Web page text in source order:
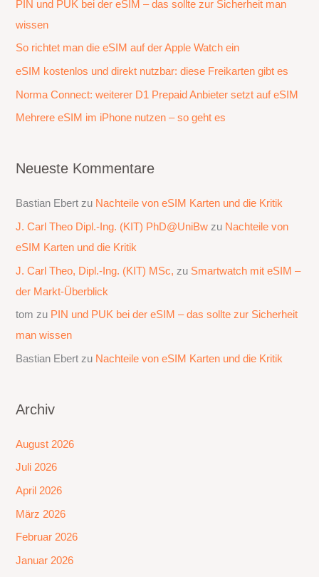
n
n
a
c
PIN und PUK bei der eSIM – das sollte zur Sicherheit man
wissen
So richtet man die eSIM auf der Apple Watch ein
eSIM kostenlos und direkt nutzbar: diese Freikarten gibt es
Norma Connect: weiterer D1 Prepaid Anbieter setzt auf eSIM
Mehrere eSIM im iPhone nutzen – so geht es
Neueste Kommentare
Bastian Ebert zu Nachteile von eSIM Karten und die Kritik
J. Carl Theo Dipl.-Ing. (KIT) PhD@UniBw zu Nachteile von
eSIM Karten und die Kritik
J. Carl Theo, Dipl.-Ing. (KIT) MSc, zu Smartwatch mit eSIM –
der Markt-Überblick
tom zu PIN und PUK bei der eSIM – das sollte zur Sicherheit
man wissen
Bastian Ebert zu Nachteile von eSIM Karten und die Kritik
Archiv
August 2026
Juli 2026
April 2026
März 2026
Februar 2026
Januar 2026